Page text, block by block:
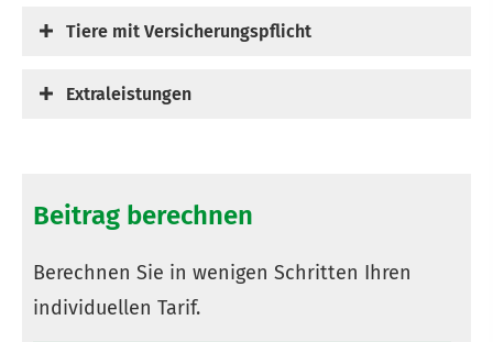
Tiere mit Versicherungspflicht
Extraleistungen
Beitrag berechnen
Berechnen Sie in wenigen Schritten Ihren
individuellen Tarif.